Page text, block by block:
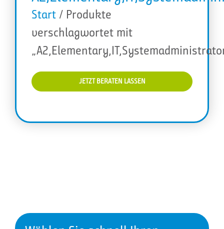
Start / Produkte
verschlagwortet mit
JETZT BERATEN LASSEN